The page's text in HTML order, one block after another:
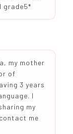
grade5*
my mother
of
3 years
I
my
me